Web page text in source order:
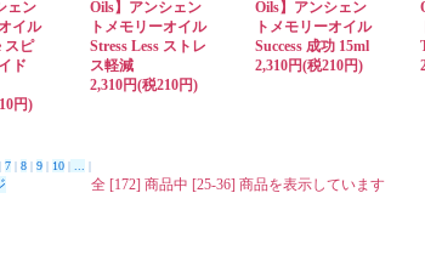
ェン
イル
スピ
ド
円)
Oils】アンシェン
トメモリーオイル
Stress Less ストレ
ス軽減
2,310円(税210円)
Oils】アンシェン
トメモリーオイル
Success 成功 15ml
2,310円(税210円)
| 7 | 8 | 9 | 10 | |
全 [172] 商品中 [25-36] 商品を表示しています